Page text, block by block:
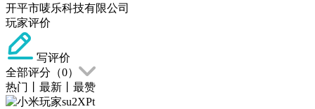
开平市唛乐科技有限公司
玩家评价
写评价
全部评分（0）
热门
最新 最赞